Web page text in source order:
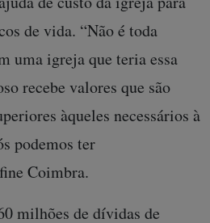
de vida. “Não é toda
uma igreja que teria essa
recebe valores que são
àqueles necessários à
podemos ter
Coimbra.
milhões de dívidas de